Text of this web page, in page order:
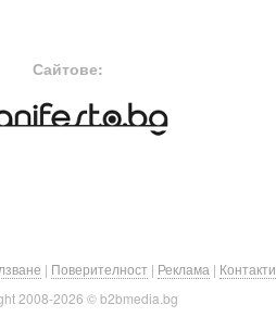
Сайтове:
| Поверителност | Реклама | Контакти
2008-2026 © b2bmedia.bg